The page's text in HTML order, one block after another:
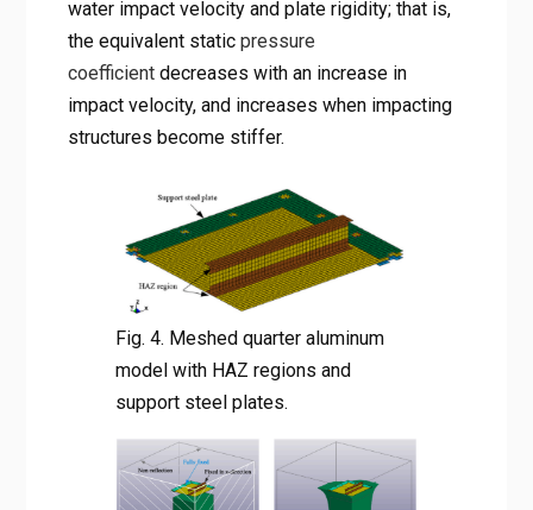
water impact velocity and plate rigidity; that is,
the equivalent static pressure
coefficientdecreases with an increase in
impact velocity, and increases when impacting
structures become stiffer.
Fig. 4. Meshed quarter aluminum
model with HAZ regions and
support steel plates.